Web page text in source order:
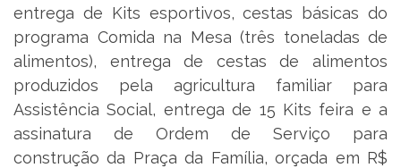
entrega de Kits esportivos, cestas básicas do
programa Comida na Mesa (três toneladas de
alimentos), entrega de cestas de alimentos
produzidos pela agricultura familiar para
Assistência Social, entrega de 15 Kits feira e a
assinatura de Ordem de Serviço para
construção da Praça da Família, orçada em R$